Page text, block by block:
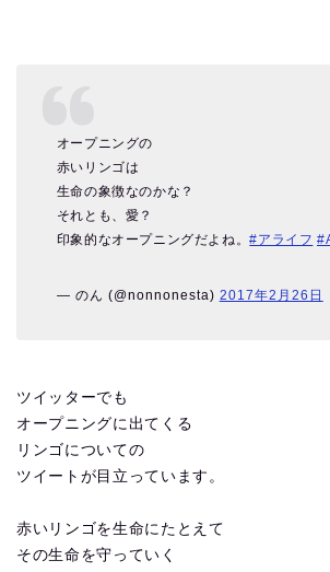
オープニングの
赤いリンゴは
生命の象徴なのかな？
それとも、愛？
印象的なオープニングだよね。#アライフ
— のん (@nonnonesta) 2017年2月26日
ツイッターでも
オープニングに出てくる
リンゴについての
ツイートが目立っています。
赤いリンゴを生命にたとえて
その生命を守っていく